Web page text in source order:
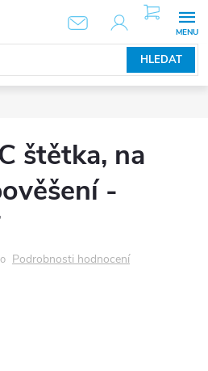
HLEDAT
NÁKUPNÍ
KOŠÍK
štětka, na
-
Podrobnosti hodnocení